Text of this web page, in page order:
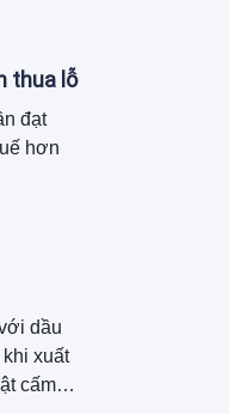
thua lỗ
đạt
hơn
dầu
xuất
cấm